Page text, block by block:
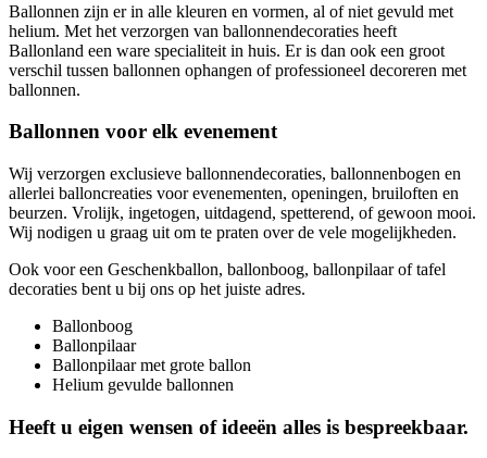
Ballonnen zijn er in alle kleuren en vormen, al of niet gevuld met
helium. Met het verzorgen van ballonnendecoraties heeft
Ballonland een ware specialiteit in huis. Er is dan ook een groot
verschil tussen ballonnen ophangen of professioneel decoreren met
ballonnen.
Ballonnen voor elk evenement
Wij verzorgen exclusieve ballonnendecoraties, ballonnenbogen en
allerlei balloncreaties voor evenementen, openingen, bruiloften en
beurzen. Vrolijk, ingetogen, uitdagend, spetterend, of gewoon mooi.
Wij nodigen u graag uit om te praten over de vele mogelijkheden.
Ook voor een Geschenkballon, ballonboog, ballonpilaar of tafel
decoraties bent u bij ons op het juiste adres.
Ballonboog
Ballonpilaar
Ballonpilaar met grote ballon
Helium gevulde ballonnen
Heeft u eigen wensen of ideeën alles is bespreekbaar.